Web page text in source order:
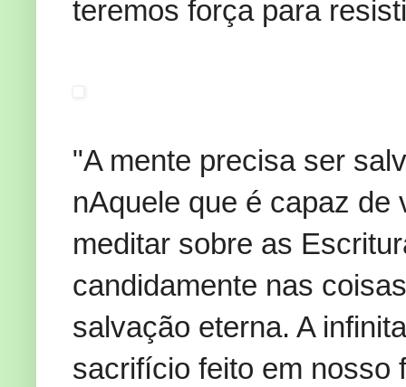
teremos força para
"A mente precisa ser
nAquele que é capaz de
meditar sobre as
candidamente nas
salvação eterna. A
sacrifício feito em nosso